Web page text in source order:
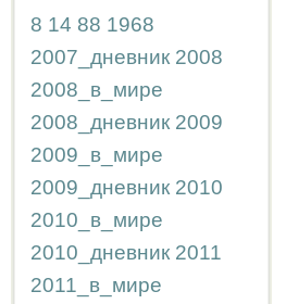
8 14 88 1968
2007_дневник 2008
2008_в_мире
2008_дневник 2009
2009_в_мире
2009_дневник 2010
2010_в_мире
2010_дневник 2011
2011_в_мире